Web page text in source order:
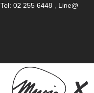
Tel: 02 255 6448 Line@